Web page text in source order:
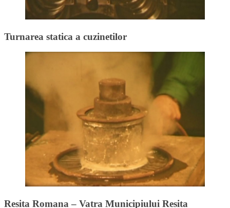
Turnarea statica a cuzinetilor
Resita Romana – Vatra Municipiului Resita